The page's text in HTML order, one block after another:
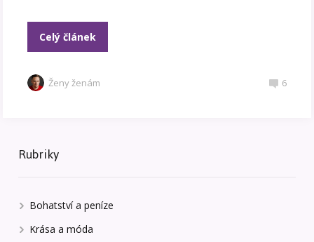
Celý článek
Ženy ženám 6
Rubriky
Bohatství a peníze
Krása a móda